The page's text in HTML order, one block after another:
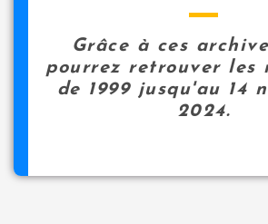
Grâce à ces
pourrez retrouver les
de 1999 jusqu'au 14
2024.